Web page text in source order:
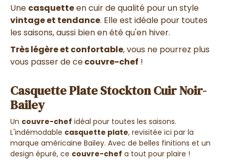
Une casquetteen cuir de qualité pour un style
vintage et tendance. Elle est idéale pour toutes
les saisons, aussi bien en été qu'en hiver.
Très légère et confortable, vous ne pourrez plus
vous passer de cecouvre-chef !
Casquette Plate Stockton Cuir Noir-
Bailey
Un couvre-chef idéal pour toutes les saisons.
L'indémodable casquette plate, revisitée ici par la
marque américaine Bailey. Avec de belles finitions et un
design épuré, ce couvre-chef a tout pour plaire !